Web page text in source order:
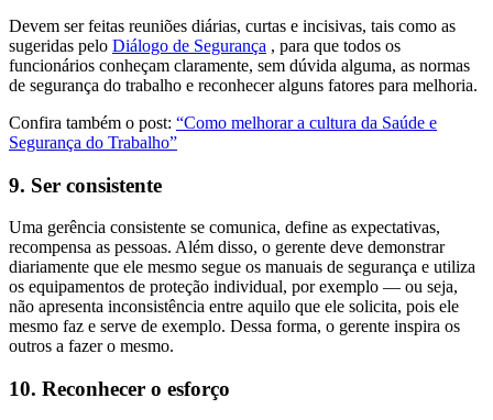
Devem ser feitas reuniões diárias, curtas e incisivas, tais como as
sugeridas pelo Diálogo de Segurança , para que todos os
funcionários conheçam claramente, sem dúvida alguma, as normas
de segurança do trabalho e reconhecer alguns fatores para melhoria.
Confira também o post: “Como melhorar a cultura da Saúde e
Segurança do Trabalho”
9. Ser consistente
Uma gerência consistente se comunica, define as expectativas,
recompensa as pessoas. Além disso, o gerente deve demonstrar
diariamente que ele mesmo segue os manuais de segurança e utiliza
os equipamentos de proteção individual, por exemplo — ou seja,
não apresenta inconsistência entre aquilo que ele solicita, pois ele
mesmo faz e serve de exemplo. Dessa forma, o gerente inspira os
outros a fazer o mesmo.
10. Reconhecer o esforço